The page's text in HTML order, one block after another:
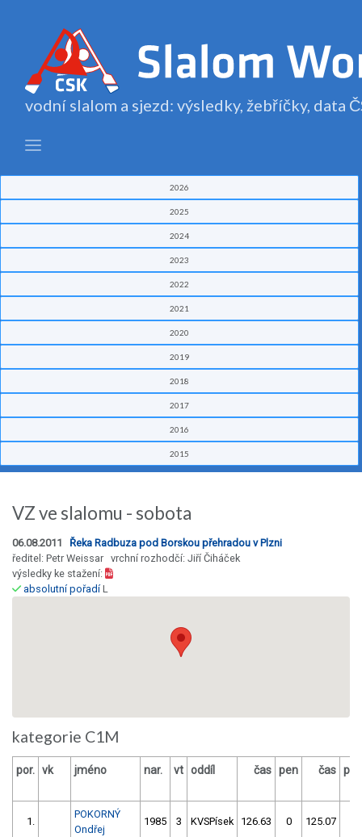
vodní slalom a sjezd: výsledky, žebříčky, data
2026
2025
2024
2023
2022
2021
2020
2019
2018
2017
2016
2015
VZ ve slalomu - sobota
06.08.2011 Řeka Radbuza pod Borskou přehradou v Plzni
ředitel: Petr Weissar vrchní rozhodčí: Jiří Čiháček
výsledky ke stažení:
absolutní pořadíL
kategorie C1M
por. vk jméno nar. vt oddíl čas pen čas pen
1.
POKORNÝ
Ondřej
1985 3 KVSPísek 126.63 0 125.07